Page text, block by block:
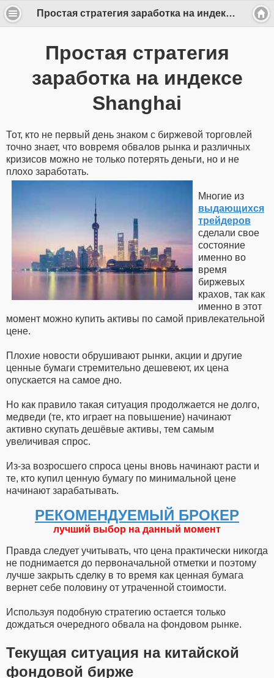
Простая стратегия заработка на индексе Shanghai
Простая стратегия
заработка на индексе
Shanghai
Тот, кто не первый день знаком с биржевой торговлей
точно знает, что вовремя обвалов рынка и различных
кризисов можно не только потерять деньги, но и не
плохо заработать.
Многие из
выдающихся
трейдеров
сделали свое
состояние
именно во
время
биржевых
крахов, так как
именно в этот
момент можно купить активы по самой привлекательной
цене.
Плохие новости обрушивают рынки, акции и другие
ценные бумаги стремительно дешевеют, их цена
опускается на самое дно.
Но как правило такая ситуация продолжается не долго,
медведи (те, кто играет на повышение) начинают
активно скупать дешёвые активы, тем самым
увеличивая спрос.
Из-за возросшего спроса цены вновь начинают расти и
те, кто купил ценную бумагу по минимальной цене
начинают зарабатывать.
РЕКОМЕНДУЕМЫЙ БРОКЕР
лучший выбор на данный момент
Правда следует учитывать, что цена практически никогда
не поднимается до первоначальной отметки и поэтому
лучше закрыть сделку в то время как ценная бумага
вернет себе половину от утраченной стоимости.
Используя подобную стратегию остается только
дождаться очередного обвала на фондовом рынке.
Текущая ситуация на китайской
фондовой бирже